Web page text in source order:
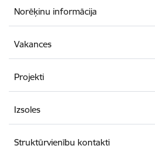
Norēķinu informācija
Vakances
Projekti
Izsoles
Struktūrvienību kontakti